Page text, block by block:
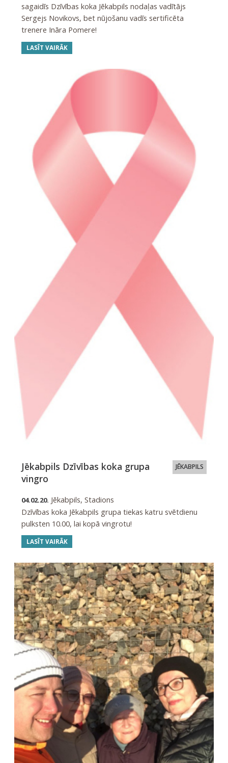
sagaidīs Dzīvības koka Jēkabpils nodaļas vadītājs
Sergejs Novikovs, bet nūjošanu vadīs sertificēta
trenere Ināra Pomere!
LASĪT VAIRĀK
JĒKABPILS
Jēkabpils Dzīvības koka grupa
vingro
04.02.20. Jēkabpils, Stadions
Dzīvības koka Jēkabpils grupa tiekas katru svētdienu
pulksten 10.00, lai kopā vingrotu!
LASĪT VAIRĀK